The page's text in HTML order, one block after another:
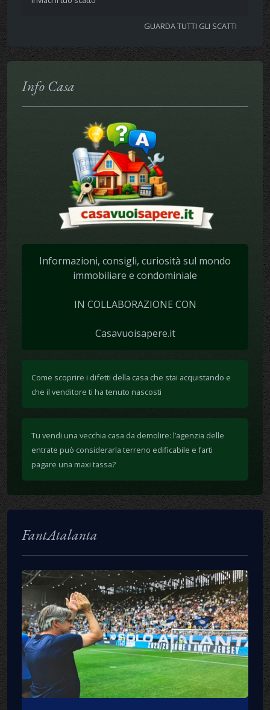
GUARDA TUTTI GLI SCATTI
Info Casa
Informazioni, consigli, curiosità sul mondo
immobiliare e condominiale
IN COLLABORAZIONE CON
Casavuoisapere.it
Come scoprire i difetti della casa che stai acquistando e
che il venditore ti ha tenuto nascosti
Tu vendi una vecchia casa da demolire: l’agenzia delle
entrate può considerarla terreno edificabile e farti
pagare una maxi tassa?
FantAtalanta